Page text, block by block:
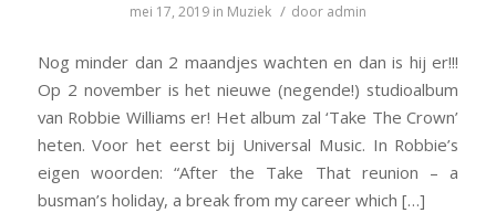
mei 17, 2019 in Muziek / door admin
Nog minder dan 2 maandjes wachten en dan is hij er!!!
Op 2 november is het nieuwe (negende!) studioalbum
van Robbie Williams er! Het album zal ‘Take The Crown’
heten. Voor het eerst bij Universal Music. In Robbie’s
eigen woorden: “After the Take That reunion – a
busman’s holiday, a break from my career which […]